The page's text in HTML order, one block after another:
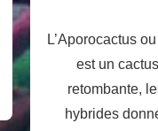
L’Aporocactus
est un
retombante,
hybrides